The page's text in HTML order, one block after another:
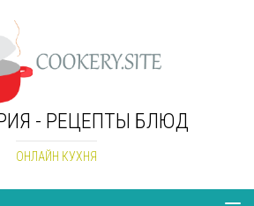
- РЕЦЕПТЫ БЛЮД
ОНЛАЙН КУХНЯ